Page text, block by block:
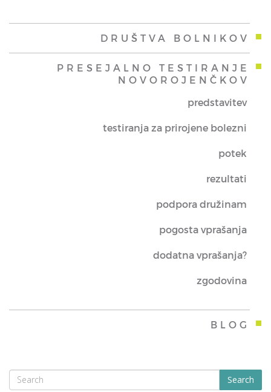
DRUŠTVA BOLNIKOV
PRESEJALNO TESTIRANJE
NOVOROJENČKOV
predstavitev
testiranja za prirojene bolezni
potek
rezultati
podpora družinam
pogosta vprašanja
dodatna vprašanja?
zgodovina
BLOG
Search